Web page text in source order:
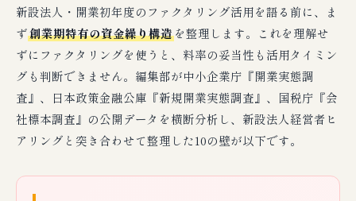
新設法人・開業初年度のファクタリング活用を語る前に、ま
ず創業期特有の資金繰り構造を整理します。これを理解せ
ずにファクタリングを使うと、料率の妥当性も活用タイミン
グも判断できません。編集部が中小企業庁『開業実態調
査』、日本政策金融公庫『新規開業実態調査』、国税庁『会
社標本調査』の公開データを横断分析し、新設法人経営者ヒ
アリングと突き合わせて整理した10の壁が以下です。